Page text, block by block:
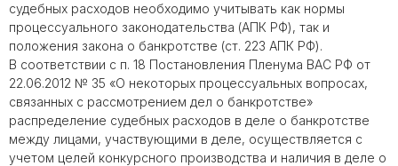
судебных расходов необходимо учитывать как нормы
процессуального законодательства (АПК РФ), так и
положения закона о банкротстве (ст. 223 АПК РФ).
В соответствии с п. 18 Постановления Пленума ВАС РФ от
22.06.2012 № 35 «О некоторых процессуальных вопросах,
связанных с рассмотрением дел о банкротстве»
распределение судебных расходов в деле о банкротстве
между лицами, участвующими в деле, осуществляется с
учетом целей конкурсного производства и наличия в деле о